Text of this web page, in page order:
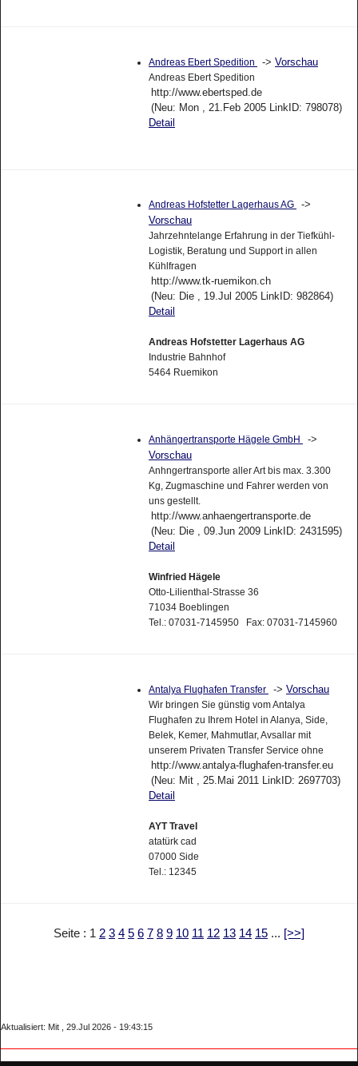
Andreas Ebert Spedition -> Vorschau
Andreas Ebert Spedition
http://www.ebertsped.de
(Neu: Mon , 21.Feb 2005 LinkID: 798078)
Detail
Andreas Hofstetter Lagerhaus AG
->
Vorschau
Jahrzehntelange Erfahrung in der Tiefkühl-
Logistik, Beratung und Support in allen
Kühlfragen
http://www.tk-ruemikon.ch
(Neu: Die , 19.Jul 2005 LinkID: 982864)
Detail
Andreas Hofstetter Lagerhaus AG
Industrie Bahnhof
5464 Ruemikon
Anhängertransporte Hägele GmbH
->
Vorschau
Anhngertransporte aller Art bis max. 3.300
Kg, Zugmaschine und Fahrer werden von
uns gestellt.
http://www.anhaengertransporte.de
(Neu: Die , 09.Jun 2009 LinkID: 2431595)
Detail
Winfried Hägele
Otto-Lilienthal-Strasse 36
71034 Boeblingen
Tel.: 07031-7145950 Fax: 07031-7145960
Antalya Flughafen Transfer -> Vorschau
Wir bringen Sie günstig vom Antalya
Flughafen zu Ihrem Hotel in Alanya, Side,
Belek, Kemer, Mahmutlar, Avsallar mit
unserem Privaten Transfer Service ohne
http://www.antalya-flughafen-transfer.eu
(Neu: Mit , 25.Mai 2011 LinkID: 2697703)
Detail
AYT Travel
atatürk cad
07000 Side
Tel.: 12345
Seite : 1 2 3 4 5 6 7 8 9 10 11 12 13 14 15 ... [>>]
Aktualisiert: Mit , 29.Jul 2026 - 19:43:15